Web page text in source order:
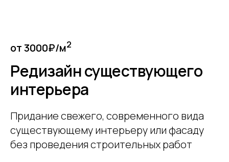
от 3000₽/м2
Редизайн существующего
интерьера
Придание свежего, современного вида
существующему интерьеру или фасаду
без проведения строительных работ